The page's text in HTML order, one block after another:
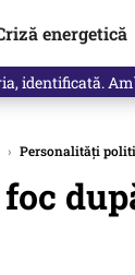
energetică
identificată.
› Personalități